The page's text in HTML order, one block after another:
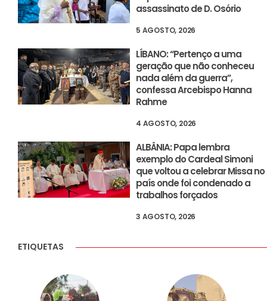
assassinato de D. Osório
5 AGOSTO, 2026
LÍBANO: “Pertenço a uma
geração que não conheceu
nada além da guerra”,
confessa Arcebispo Hanna
Rahme
4 AGOSTO, 2026
ALBÂNIA: Papa lembra
exemplo do Cardeal Simoni
que voltou a celebrar Missa no
país onde foi condenado a
trabalhos forçados
3 AGOSTO, 2026
ETIQUETAS